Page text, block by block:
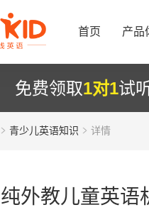
首页 产品
免费领取1对1试
青少儿英语知识 详情
纯外教儿童英语